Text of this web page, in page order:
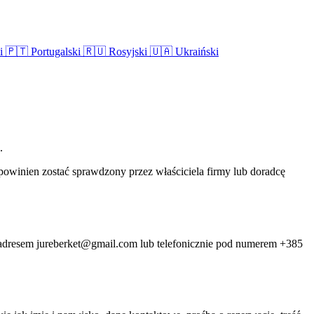
🇵🇹 Portugalski 🇷🇺 Rosyjski 🇺🇦 Ukraiński
zostać sprawdzony przez właściciela firmy lub doradcę
jureberket@gmail.com lub telefonicznie pod numerem +385